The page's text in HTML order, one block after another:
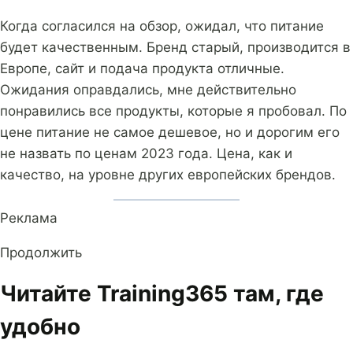
Когда согласился на обзор, ожидал, что питание
будет качественным. Бренд старый, производится в
Европе, сайт и подача продукта отличные.
Ожидания оправдались, мне действительно
понравились все продукты, которые я пробовал. По
цене питание не самое дешевое, но и дорогим его
не назвать по ценам 2023 года. Цена, как и
качество, на уровне других европейских брендов.
Реклама
Продолжить
Читайте Training365 там, где
удобно